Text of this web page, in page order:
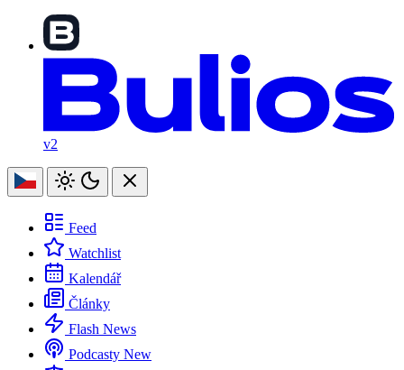
v2
Feed
Watchlist
Kalendář
Články
Flash News
Podcasty New